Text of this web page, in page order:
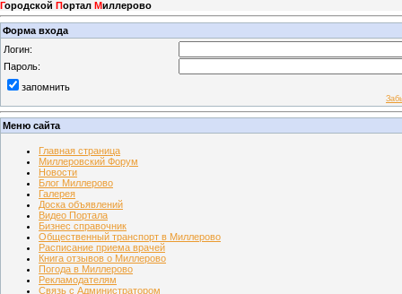
Городской Портал Миллерово
Форма входа
Логин:
Пароль:
запомнить
Меню сайта
Главная страница
Миллеровский Форум
Новости
Блог Миллерово
Галерея
Доска объявлений
Видео Портала
Бизнес справочник
Общественный транспорт в Миллерово
Расписание приема врачей
Книга отзывов о Миллерово
Погода в Миллерово
Рекламодателям
Связь с Администратором